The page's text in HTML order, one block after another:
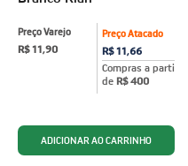
Preço Atacado
R$ 11,66
Compras a partir
de R$ 400
Preço Varejo
R$ 11,90